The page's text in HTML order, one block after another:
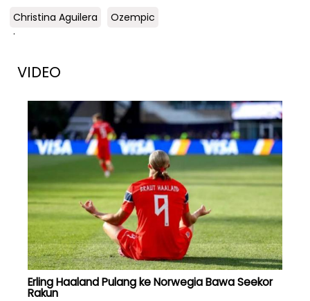
Christina Aguilera
Ozempic
.
VIDEO
Erling Haaland Pulang ke Norwegia Bawa Seekor
Rakun